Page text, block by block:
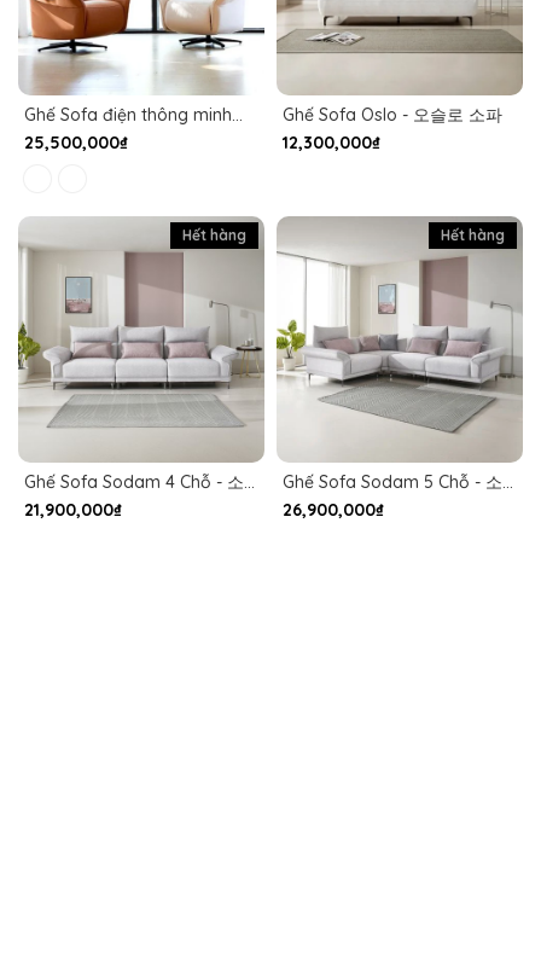
Ghế Sofa điện thông minh
LIME
25,500,000₫
Ghế Sofa Oslo - 오슬로 소파
12,300,000₫
Hết hàng
Ghế Sofa Sodam 4 Chỗ - 소
담 4인용 소파
21,900,000₫
Hết hàng
Ghế Sofa Sodam 5 Chỗ - 소
담 5인용 소파
26,900,000₫